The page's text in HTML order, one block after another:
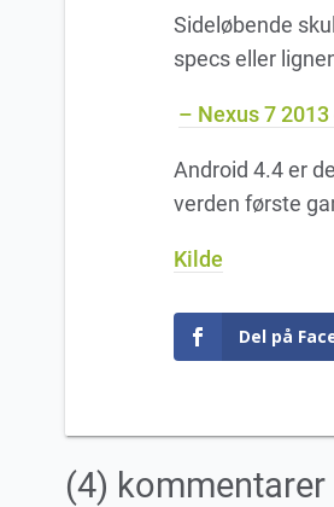
Sideløbende
specs eller
– Nexus 7
Android 4.4 er
verden første
Kilde
Del på
(4) kommentarer